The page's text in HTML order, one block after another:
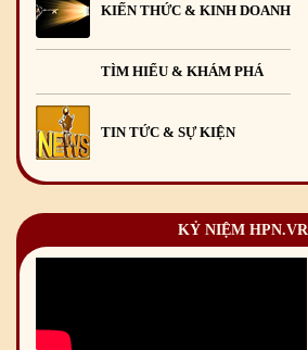
KIẾN THỨC & KINH DOANH
TÌM HIỂU & KHÁM PHÁ
TIN TỨC & SỰ KIỆN
KỶ NIỆM HPN.VR